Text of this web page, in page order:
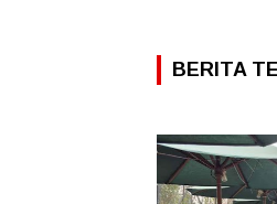
BERITA